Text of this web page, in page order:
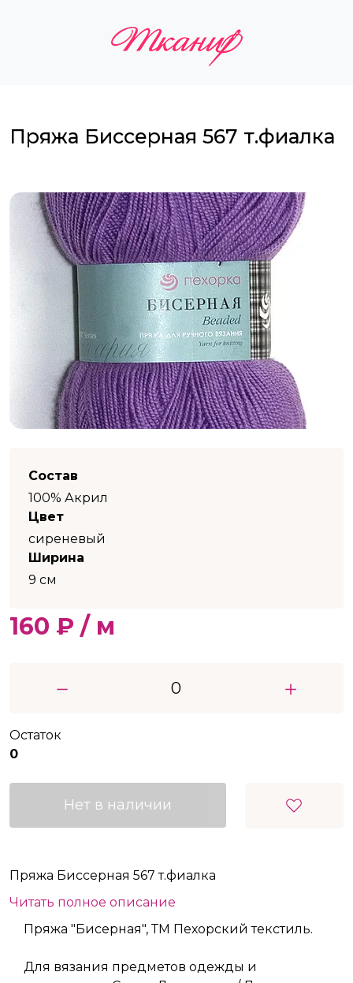
Пряжа Биссерная 567 т.фиалка
Состав
100% Акрил
Цвет
сиреневый
Ширина
9 см
160 ₽ / м
Остаток
0
Нет в наличии
Пряжа Биссерная 567 т.фиалка
Читать полное описание
Пряжа "Бисерная", ТМ Пехорский текстиль.
Для вязания предметов одежды и